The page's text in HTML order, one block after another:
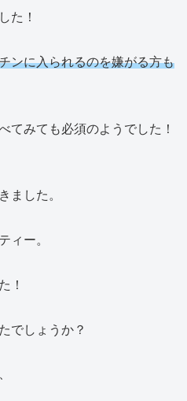
た！
ンに入られるのを嫌がる方も
てみても必須のようでした！
ました。
ィー。
！
でしょうか？